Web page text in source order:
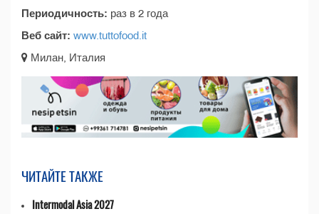
Периодичность: раз в 2 года
Веб сайт: www.tuttofood.it
Милан, Италия
ЧИТАЙТЕ ТАКЖЕ
Intermodal Asia 2027